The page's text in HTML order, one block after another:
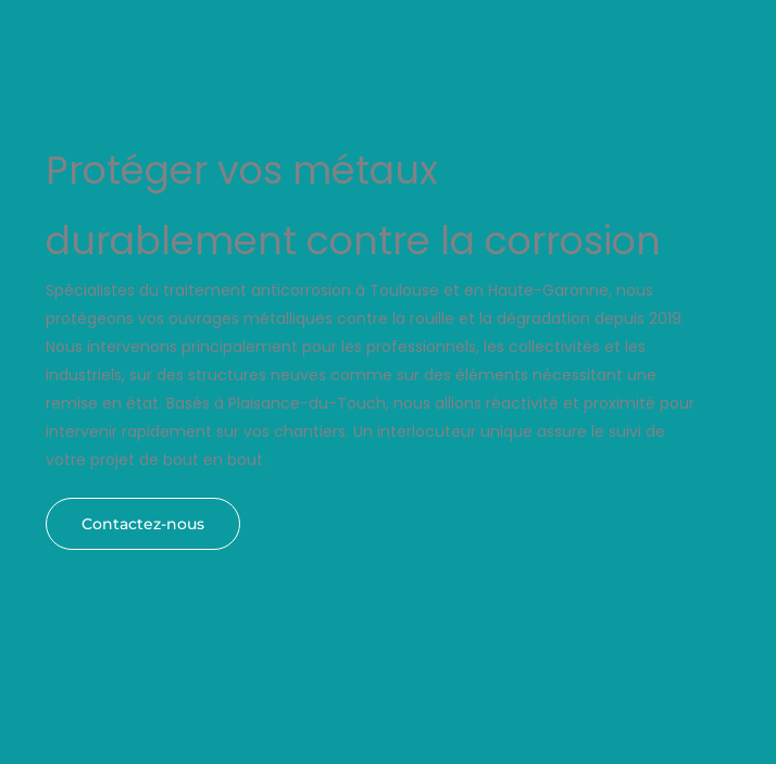
Protéger vos métaux
durablement contre la corrosion
Spécialistes du traitement anticorrosion à Toulouse et en Haute-Garonne, nous
protégeons vos ouvrages métalliques contre la rouille et la dégradation depuis 2019.
Nous intervenons principalement pour les professionnels, les collectivités et les
industriels, sur des structures neuves comme sur des éléments nécessitant une
remise en état. Basés à Plaisance-du-Touch, nous allions réactivité et proximité pour
intervenir rapidement sur vos chantiers. Un interlocuteur unique assure le suivi de
votre projet de bout en bout.
Contactez-nous